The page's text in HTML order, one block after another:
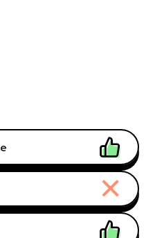
Unideb